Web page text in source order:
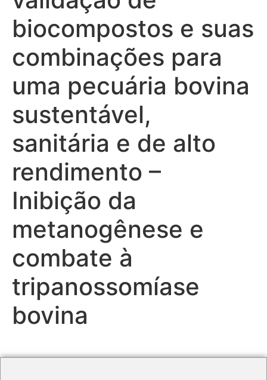
biocompostos e suas
combinações para
uma pecuária bovina
sustentável,
sanitária e de alto
rendimento –
Inibição da
metanogênese e
combate à
tripanossomíase
bovina